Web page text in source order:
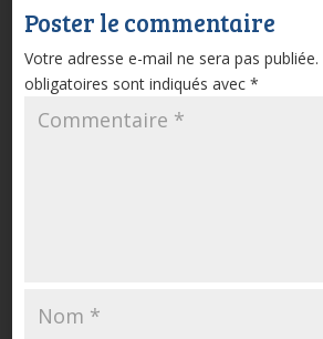
Poster le commentaire
Votre adresse e-mail ne sera pas publiée.
obligatoires sont indiqués avec *